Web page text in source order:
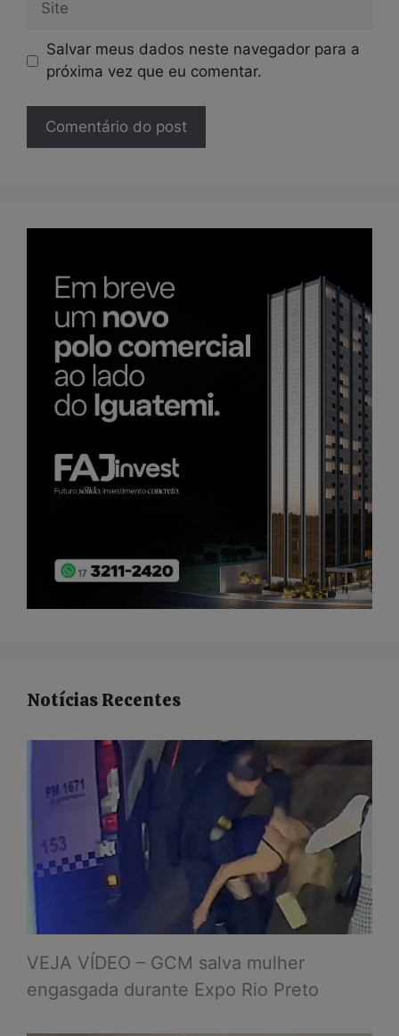
Salvar meus dados neste navegador para a
próxima vez que eu comentar.
Notícias Recentes
VEJA VÍDEO – GCM salva mulher
engasgada durante Expo Rio Preto